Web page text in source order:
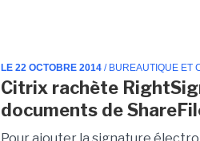
LE 22 OCTOBRE 2014 / BUREAUTIQUE ET
Citrix rachète
documents de
Pour ajouter la signature